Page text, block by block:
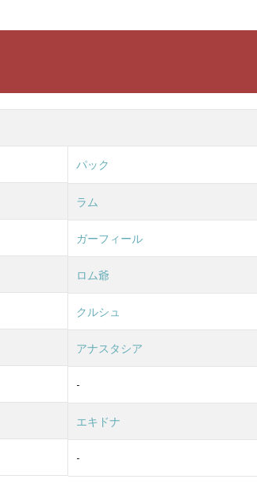
パック
ラム
ガーフィール
ロム爺
クルシュ
アナスタシア
-
エキドナ
-